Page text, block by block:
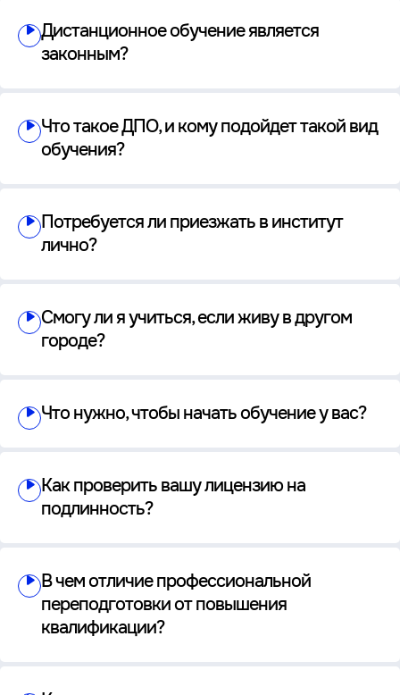
Дистанционное обучение является
законным?
Что такое ДПО, и кому подойдет такой вид
обучения?
Потребуется ли приезжать в институт
лично?
Смогу ли я учиться, если живу в другом
городе?
Что нужно, чтобы начать обучение у вас?
Как проверить вашу лицензию на
подлинность?
В чем отличие профессиональной
переподготовки от повышения
квалификации?